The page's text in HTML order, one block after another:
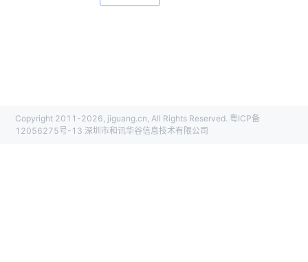
Copyright 2011-2026, jiguang.cn, All Rights Reserved. 粤ICP备
12056275号-13 深圳市和讯华谷信息技术有限公司